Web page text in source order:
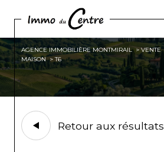
AGENCE IMMOBILIÈRE MONTMIRAIL VENTE
MAISON
T6
Retour aux résultats